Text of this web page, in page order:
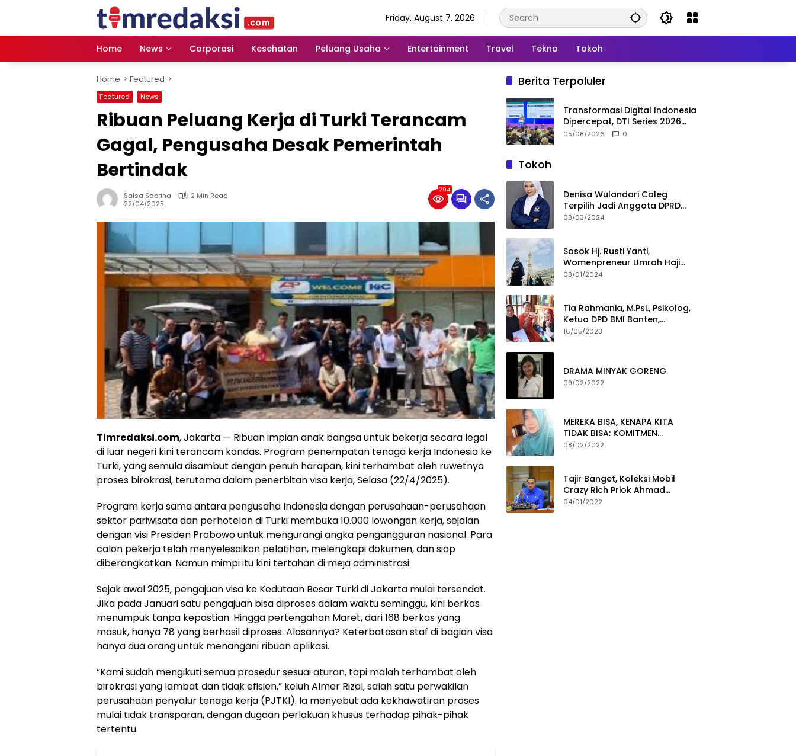
Friday, August 7, 2026
Home News Corporasi Kesehatan Peluang Usaha Entertainment Travel Tekno Tokoh
Home Featured
Featured News
Ribuan Peluang Kerja di Turki Terancam
Gagal, Pengusaha Desak Pemerintah
Bertindak
Salsa Sabrina
2 Min Read
22/04/2025
294
Timredaksi.com, Jakarta — Ribuan impian anak bangsa untuk bekerja secara legal
di luar negeri kini terancam kandas. Program penempatan tenaga kerja Indonesia ke
Turki, yang semula disambut dengan penuh harapan, kini terhambat oleh ruwetnya
proses birokrasi, terutama dalam penerbitan visa kerja, Selasa (22/4/2025).
Program kerja sama antara pengusaha Indonesia dengan perusahaan-perusahaan
sektor pariwisata dan perhotelan di Turki membuka 10.000 lowongan kerja, sejalan
dengan visi Presiden Prabowo untuk mengurangi angka pengangguran nasional. Para
calon pekerja telah menyelesaikan pelatihan, melengkapi dokumen, dan siap
diberangkatkan. Namun mimpi itu kini tertahan di meja administrasi.
Sejak awal 2025, pengajuan visa ke Kedutaan Besar Turki di Jakarta mulai tersendat.
Jika pada Januari satu pengajuan bisa diproses dalam waktu seminggu, kini berkas
menumpuk tanpa kepastian. Hingga pertengahan Maret, dari 168 berkas yang
masuk, hanya 78 yang berhasil diproses. Alasannya? Keterbatasan staf di bagian visa
hanya dua orang untuk menangani ribuan aplikasi.
“Kami sudah mengikuti semua prosedur sesuai aturan, tapi malah terhambat oleh
birokrasi yang lambat dan tidak efisien,” keluh Almer Rizal, salah satu perwakilan
perusahaan penyalur tenaga kerja (PJTKI). Ia menyebut ada kekhawatiran proses
mulai tidak transparan, dengan dugaan perlakuan khusus terhadap pihak-pihak
tertentu.
Berita Terpoluler
Transformasi Digital Indonesia
Dipercepat, DTI Series 2026
Resmi Digelar di Jakarta
05/08/2026 0
Tokoh
Denisa Wulandari Caleg
Terpilih Jadi Anggota DPRD
Termuda Periode 2024-2029
08/03/2024
Sosok Hj. Rusti Yanti,
Womenpreneur Umrah Haji
Yang Gigih Syiarkan Baitullah
08/01/2024
Tia Rahmania, M.Psi., Psikolog,
Ketua DPD BMI Banten,
membawa Program Layanan
16/05/2023
DRAMA MINYAK GORENG
09/02/2022
MEREKA BISA, KENAPA KITA
TIDAK BISA: KOMITMEN
PEMBERANTASAN KORUPSI
08/02/2022
Tajir Banget, Koleksi Mobil
Crazy Rich Priok Ahmad
Sahroni Bikin Ngiler
04/01/2022